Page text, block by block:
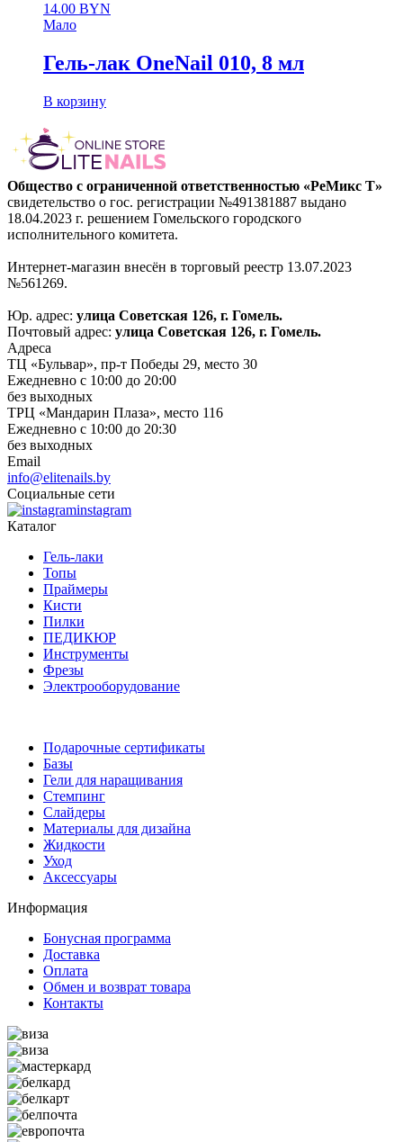
14.00 BYN
Мало
Гель-лак OneNail 010, 8 мл
В корзину
Общество с ограниченной ответственностью «РеМикс Т»
свидетельство о гос. регистрации №491381887 выдано
18.04.2023 г. решением Гомельского городского
исполнительного комитета.
Интернет-магазин внесён в торговый реестр 13.07.2023
№561269.
Юр. адрес: улица Советская 126, г. Гомель.
Почтовый адрес: улица Советская 126, г. Гомель.
Адреса
ТЦ «Бульвар», пр-т Победы 29, место 30
Ежедневно с 10:00 до 20:00
без выходных
ТРЦ «Мандарин Плаза», место 116
Ежедневно с 10:00 до 20:30
без выходных
Email
info@elitenails.by
Социальные сети
instagram
Каталог
Гель-лаки
Топы
Праймеры
Кисти
Пилки
ПЕДИКЮР
Инструменты
Фрезы
Электрооборудование
Подарочные сертификаты
Базы
Гели для наращивания
Стемпинг
Слайдеры
Материалы для дизайна
Жидкости
Уход
Аксессуары
Информация
Бонусная программа
Доставка
Оплата
Обмен и возврат товара
Контакты